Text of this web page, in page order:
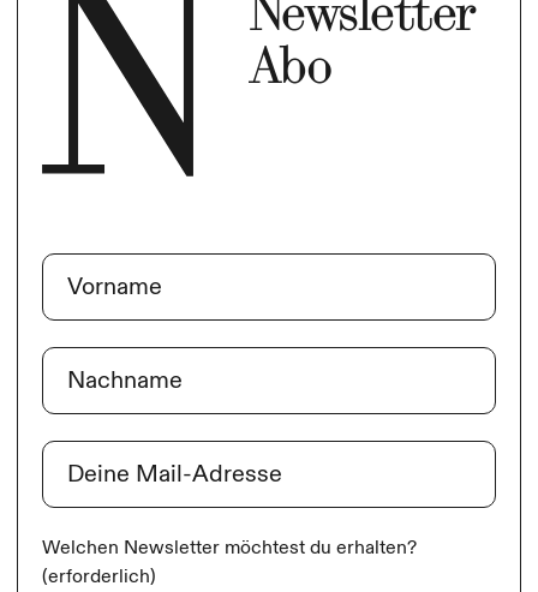
Newsletter
Abo
Name
E-Mail
Welchen Newsletter möchtest du erhalten?
(erforderlich)